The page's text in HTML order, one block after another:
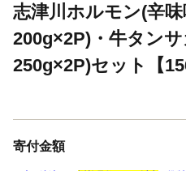
志津川ホルモン(辛
200g×2P)・牛タン
250g×2P)セット【
寄付金額